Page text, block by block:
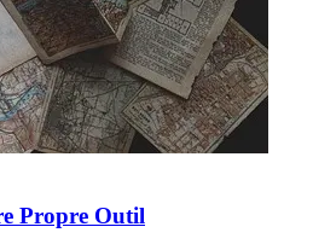
Propre Outil